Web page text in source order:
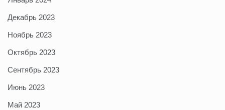
Декабрь 2023
Ноябрь 2023
Октябрь 2023
Сентябрь 2023
Июнь 2023
Май 2023